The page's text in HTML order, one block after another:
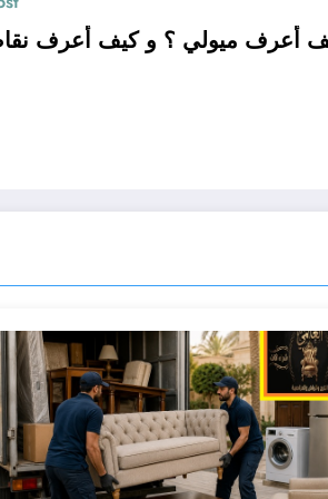
أعرف ميولي ؟ و كيف أعرف